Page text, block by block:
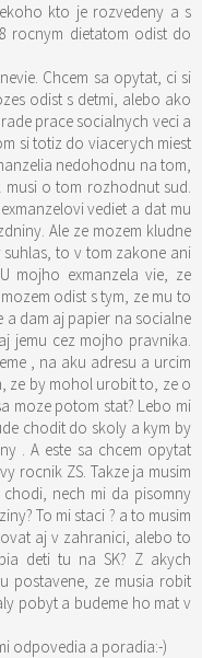
kto je rozvedeny a s
rocnym dietatom odist do
Chcem sa opytat, ci si
odist s detmi, alebo ako
prace socialnych veci a
si totiz do viacerych miest
na tom,
o tom rozhodnut sud.
vediet a dat mu
Ale ze mozem kludne
to v tom zakone ani
mojho exmanzela vie, ze
odist s tym, ze mu to
dam aj papier na socialne
jemu cez mojho pravnika.
, na aku adresu a urcim
ze by mohol urobit to, ze o
moze potom stat? Lebo mi
chodit do skoly a kym by
rocnik ZS. Takze ja musim
pisomny
To mi staci ? a to musim
aj v zahranici, alebo to
deti tu na SK? Z akych
postavene, ze musia robit
pobyt a budeme ho mat v
odpovedia a poradia:-)